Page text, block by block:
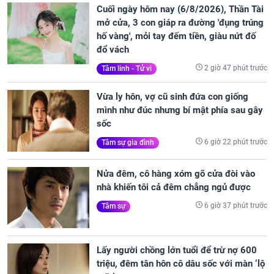
Cuối ngày hôm nay (6/8/2026), Thần Tài
mở cửa, 3 con giáp ra đường 'đụng trúng
hố vàng', mỏi tay đếm tiền, giàu nứt đố
đổ vách
Tâm linh - Tử vi 2 giờ 47 phút trước
Vừa ly hôn, vợ cũ sinh đứa con giống
mình như đúc nhưng bí mật phía sau gây
sốc
Tâm sự gia đình 6 giờ 22 phút trước
Nửa đêm, cô hàng xóm gõ cửa đòi vào
nhà khiến tôi cả đêm chẳng ngủ được
Tâm sự 6 giờ 37 phút trước
Lấy người chồng lớn tuổi để trừ nợ 600
triệu, đêm tân hôn cô dâu sốc với màn ‘lộ